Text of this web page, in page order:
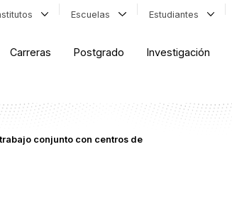
Escuelas Estudiantes
Carreras Postgrado Investigación
conjunto con centros de